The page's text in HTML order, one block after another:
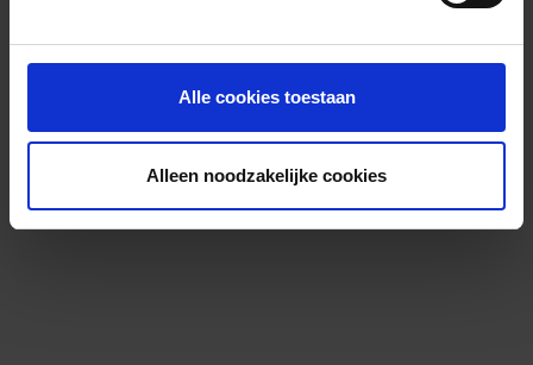
Alle cookies toestaan
Alleen noodzakelijke cookies